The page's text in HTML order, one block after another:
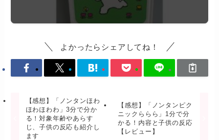
よかったらシェアしてね！
【感想】「ノンタンほわ
ほわほわわ」3分で分か
る！対象年齢やあらす
じ、子供の反応も紹介し
ます
【感想】「ノンタンピク
ニックららら」1分で分
かる！内容と子供の反応
【レビュー】